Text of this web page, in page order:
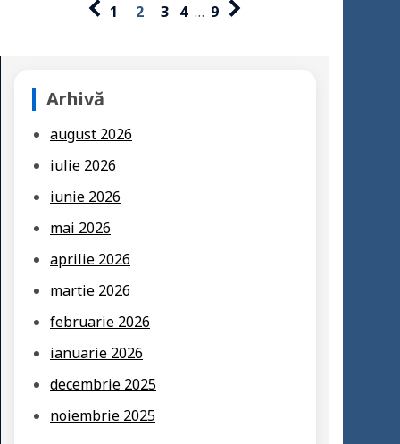
1 2 3 4 … 9
Arhivă
august 2026
iulie 2026
iunie 2026
mai 2026
aprilie 2026
martie 2026
februarie 2026
ianuarie 2026
decembrie 2025
noiembrie 2025